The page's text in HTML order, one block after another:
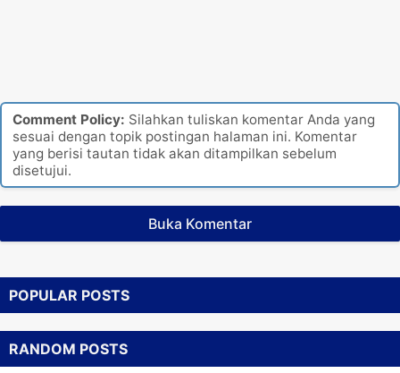
Comment Policy: Silahkan tuliskan komentar Anda yang
sesuai dengan topik postingan halaman ini. Komentar
yang berisi tautan tidak akan ditampilkan sebelum
disetujui.
Buka Komentar
POPULAR POSTS
RANDOM POSTS